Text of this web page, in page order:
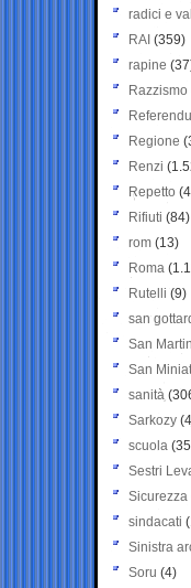
radici e
RAI (359)
rapine
Razzismo
Regione
Renzi
Repetto
Rifiuti (84)
rom (13)
Roma
Rutelli (9)
san
San
San
sanità
Sarkozy
scuola
Sestri
Sicurezza
sindacati
Sinistra
Soru (4)